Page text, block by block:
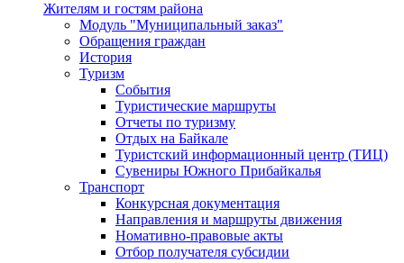
Жителям и гостям района
Модуль "Муниципальный заказ"
Обращения граждан
История
Туризм
События
Туристические маршруты
Отчеты по туризму
Отдых на Байкале
Туристский информационный центр (ТИЦ)
Сувениры Южного Прибайкалья
Транспорт
Конкурсная документация
Направления и маршруты движения
Номативно-правовые акты
Отбор получателя субсидии